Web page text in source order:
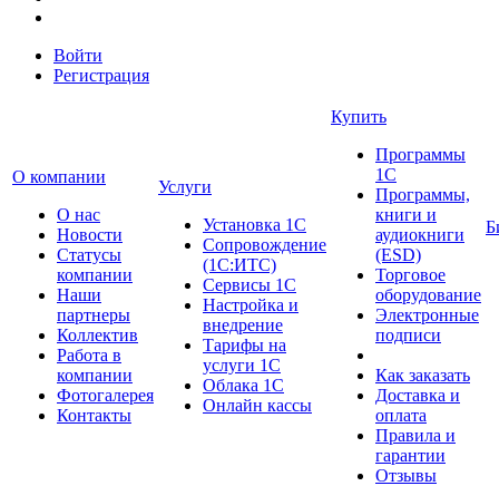
Войти
Регистрация
О компании
О нас
Новости
Cтатусы
компании
Наши
партнеры
Коллектив
Работа в
компании
Фотогалерея
Контакты
Услуги
Установка 1С
Сопровождение
(1С:ИТС)
Сервисы 1С
Настройка и
внедрение
Тарифы на
услуги 1С
Облака 1С
Онлайн кассы
Купить
Программы
1С
Программы,
книги и
аудиокниги
(ESD)
Торговое
оборудование
Электронные
подписи
Как заказать
Доставка и
оплата
Правила и
гарантии
Отзывы